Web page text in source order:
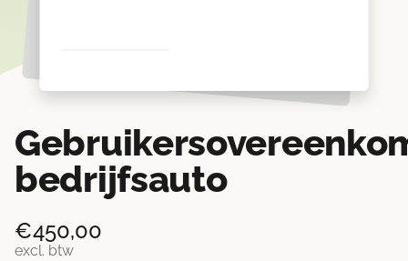
€450,00
excl. btw
bedrijfsauto